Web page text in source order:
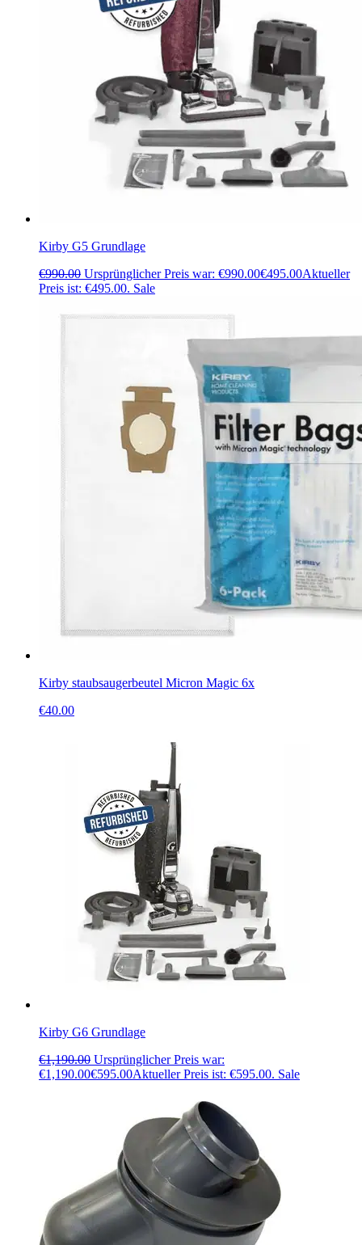
Kirby G5 Grundlage
€990.00 Ursprünglicher Preis war: €990.00€495.00Aktueller
Preis ist: €495.00. Sale
Kirby staubsaugerbeutel Micron Magic 6x
€40.00
Kirby G6 Grundlage
€1,190.00 Ursprünglicher Preis war:
€1,190.00€595.00Aktueller Preis ist: €595.00. Sale